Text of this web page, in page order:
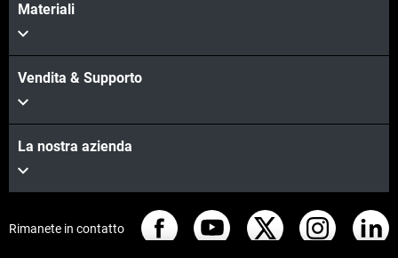
Materiali
Vendita & Supporto
La nostra azienda
Rimanete in contatto